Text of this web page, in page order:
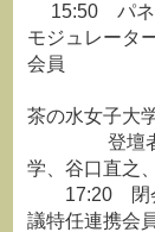
15:50 パネ
モジュレータ
会員
茶の水女子大
登壇者：
学、谷口直之
17:20 閉会
議特任連携会